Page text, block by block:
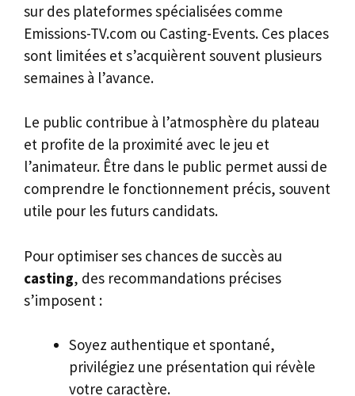
sur des plateformes spécialisées comme
Emissions-TV.com ou Casting-Events. Ces places
sont limitées et s’acquièrent souvent plusieurs
semaines à l’avance.
Le public contribue à l’atmosphère du plateau
et profite de la proximité avec le jeu et
l’animateur. Être dans le public permet aussi de
comprendre le fonctionnement précis, souvent
utile pour les futurs candidats.
Pour optimiser ses chances de succès au
casting, des recommandations précises
s’imposent :
Soyez authentique et spontané,
privilégiez une présentation qui révèle
votre caractère.